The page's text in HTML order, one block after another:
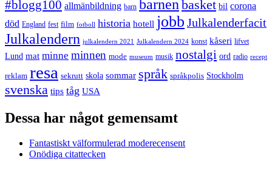
#blogg100 allmänbildning barn barnen basket bil corona
död England fest film fotboll historia hotell jobb Julkalenderfacit
Julkalendern julkalendern 2021 Julkalendern 2024 konst kåseri lifvet
Lund mat minne minnen mode museum musik nostalgi ord radio recept
reklam resa sekrutt skola sommar språk språkpolis Stockholm
svenska tips tåg USA
Dessa har något gemensamt
Fantastiskt välformulerad moderecensent
Onödiga citattecken